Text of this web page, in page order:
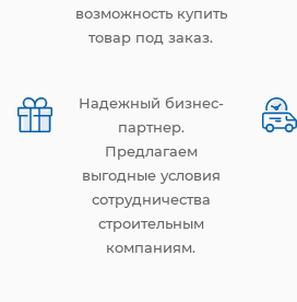
возможность купить
товар под заказ.
Надежный бизнес-
партнер.
Предлагаем
выгодные условия
сотрудничества
строительным
компаниям.